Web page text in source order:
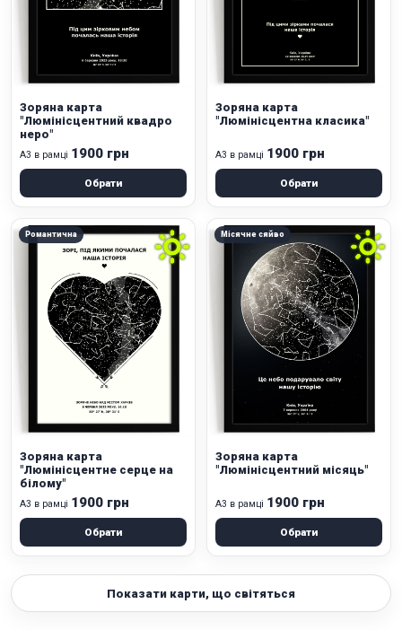
Зоряна карта
"Люмінісцентний квадро
неро"
А3 в рамці 1900 грн
Обрати
Зоряна карта
"Люмінісцентна класика"
А3 в рамці 1900 грн
Обрати
Романтична
Зоряна карта
"Люмінісцентне серце на
білому"
А3 в рамці 1900 грн
Обрати
Місячне сяйво
Зоряна карта
"Люмінісцентний місяць"
А3 в рамці 1900 грн
Обрати
Показати карти, що світяться